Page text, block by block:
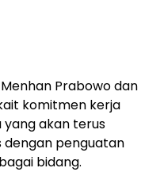
Prabowo dan
komitmen kerja
akan terus
dengan penguatan
bidang.